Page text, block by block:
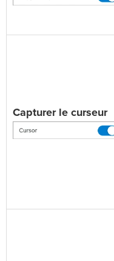
Capturer le curseur